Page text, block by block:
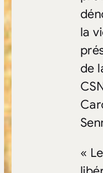
la
de
«